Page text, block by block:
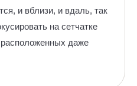
и вблизи, и вдаль, так
на сетчатке
даже